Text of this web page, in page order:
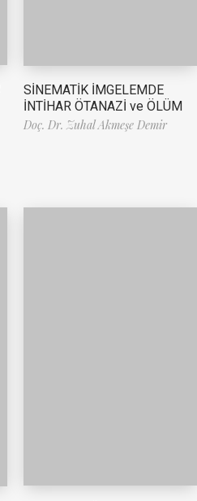
SİNEMATİK İMGELEMDE
İNTİHAR ÖTANAZİ ve ÖLÜM
Doç. Dr. Zuhal Akmeşe Demir